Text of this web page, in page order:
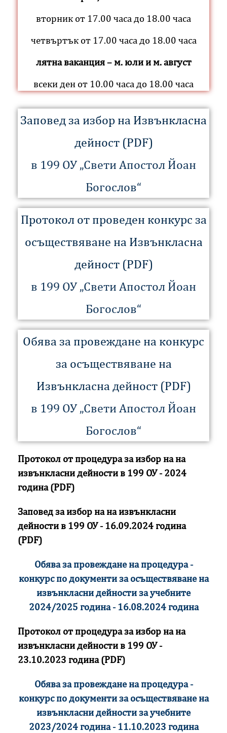
вторник от 17.00 часа до 18.00 часа
четвъртък от 17.00 часа до 18.00 часа
лятна ваканция – м. юли и м. август
всеки ден от 10.00 часа до 18.00 часа
Заповед за избор на Извънкласна
дейност (PDF)
в 199 ОУ „Свети Апостол Йоан
Богослов“
Протокол от проведен конкурс за
осъществяване на Извънкласна
дейност (PDF)
в 199 ОУ „Свети Апостол Йоан
Богослов“
Обява за провеждане на конкурс
за осъществяване на
Извънкласна дейност (PDF)
в 199 ОУ „Свети Апостол Йоан
Богослов“
Протокол от процедура за избор на на
извънкласни дейности в 199 ОУ - 2024
година (PDF)
Заповед за избор на на извънкласни
дейности в 199 ОУ - 16.09.2024 година
(PDF)
Обява за провеждане на процедура -
конкурс по документи за осъществяване на
извънкласни дейности за учебните
2024/2025 година - 16.08.2024 година
Протокол от процедура за избор на на
извънкласни дейности в 199 ОУ -
23.10.2023 година (PDF)
Обява за провеждане на процедура -
конкурс по документи за осъществяване на
извънкласни дейности за учебните
2023/2024 година - 11.10.2023 година